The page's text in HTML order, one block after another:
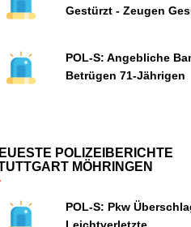
Gestürzt - Zeugen
POL-S: Angebliche
Betrügen 71-Jährigen
POLIZEIBERICHTE
MÖHRINGEN
POL-S: Pkw